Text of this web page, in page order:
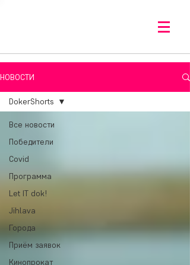
НОВОСТИ
Все новости
Победители
Covid
Программа
Let IT dok!
Jihlava
Города
Приём заявок
Кинопрокат
DokerShorts